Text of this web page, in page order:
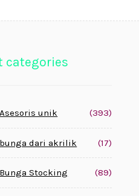
categories
unik (393)
bunga dari akrilik (17)
Stocking (89)